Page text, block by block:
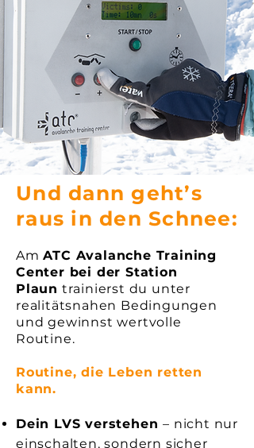
Und dann geht’s
raus in den Schnee:
AmATC Avalanche Training
Center bei der Station
Plaun trainierst du unter
realitätsnahen Bedingungen
und gewinnst wertvolle
Routine.
Routine, die Leben retten
kann.
Dein LVS verstehen– nicht nur
einschalten, sondern sicher